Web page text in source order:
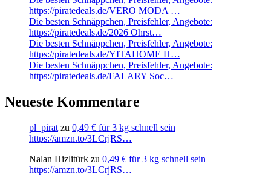
https://piratedeals.de/VERO MODA …
Die besten Schnäppchen, Preisfehler, Angebote:
https://piratedeals.de/2026 Ohrst…
Die besten Schnäppchen, Preisfehler, Angebote:
https://piratedeals.de/YITAHOME H…
Die besten Schnäppchen, Preisfehler, Angebote:
https://piratedeals.de/FALARY Soc…
Neueste Kommentare
pl_pirat zu 0,49 € für 3 kg schnell sein
https://amzn.to/3LCrjRS…
Nalan Hizlitürk zu 0,49 € für 3 kg schnell sein
https://amzn.to/3LCrjRS…